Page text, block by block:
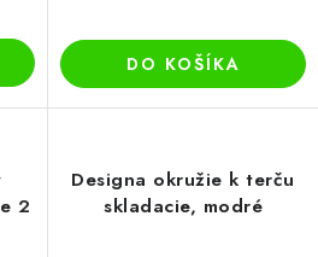
DO KOŠÍKA
2
Designa okružie k terču
skladacie, modré